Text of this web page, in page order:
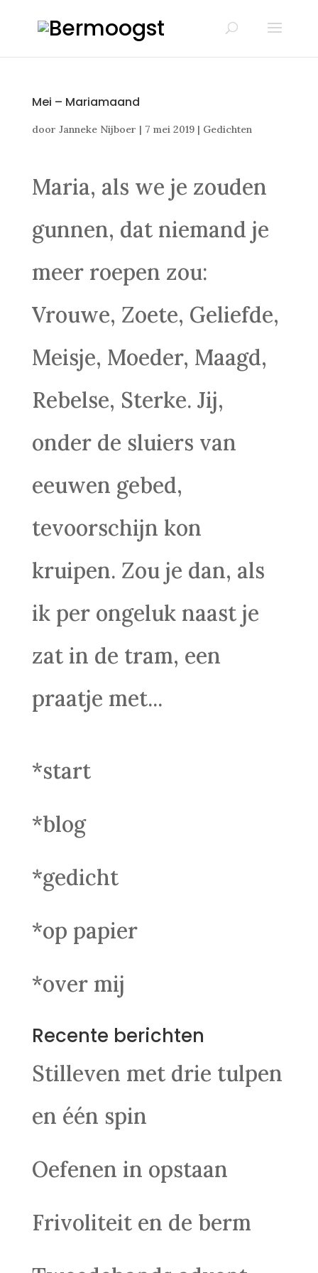
Mei – Mariamaand
door Janneke Nijboer | 7 mei 2019| Gedichten
Maria, als we je zouden
gunnen, dat niemand je
meer roepen zou:
Vrouwe, Zoete, Geliefde,
Meisje, Moeder, Maagd,
Rebelse, Sterke. Jij,
onder de sluiers van
eeuwen gebed,
tevoorschijn kon
kruipen. Zou je dan, als
ik per ongeluk naast je
zat in de tram, een
praatje met...
*start
*blog
*gedicht
*op papier
*over mij
Recente berichten
Stilleven met drie tulpen
en één spin
Oefenen in opstaan
Frivoliteit en de berm